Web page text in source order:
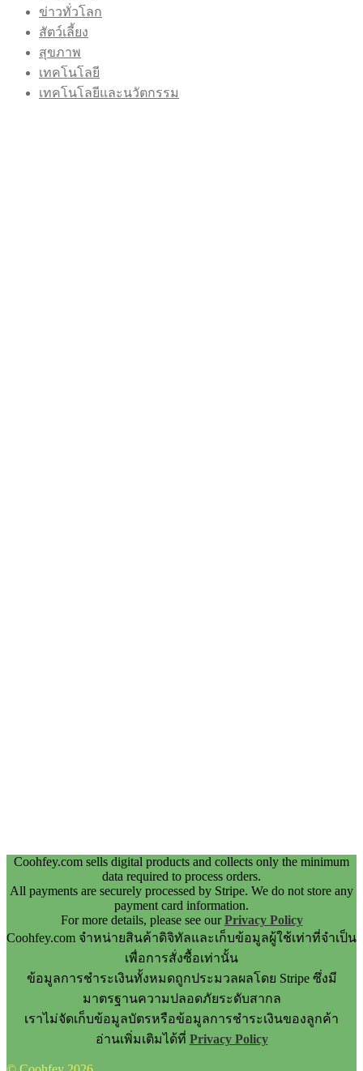
ข่าวทั่วโลก
สัตว์เลี้ยง
สุขภาพ
เทคโนโลยี
เทคโนโลยีและนวัตกรรม
Coohfey.com sells digital products and collects only the minimum
data required to process orders.
All payments are securely processed by Stripe. We do not store any
payment card information.
For more details, please see ourPrivacy Policy
Coohfey.com จำหน่ายสินค้าดิจิทัลและเก็บข้อมูลผู้ใช้เท่าที่จำเป็น
เพื่อการสั่งซื้อเท่านั้น
ข้อมูลการชำระเงินทั้งหมดถูกประมวลผลโดย Stripe ซึ่งมี
มาตรฐานความปลอดภัยระดับสากล
เราไม่จัดเก็บข้อมูลบัตรหรือข้อมูลการชำระเงินของลูกค้า
อ่านเพิ่มเติมได้ที่ Privacy Policy